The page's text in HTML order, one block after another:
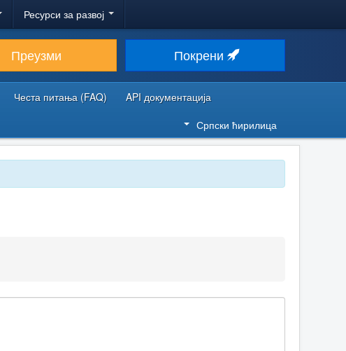
Ресурси за развој
Преузми Покрени
Честа питања (FAQ)
API документација
Српски ћирилица